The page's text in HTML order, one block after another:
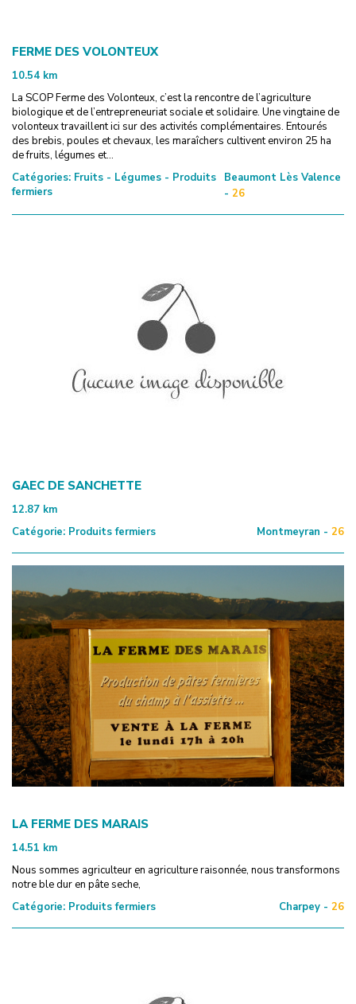
FERME DES VOLONTEUX
10.54 km
La SCOP Ferme des Volonteux, c’est la rencontre de l’agriculture
biologique et de l’entrepreneuriat sociale et solidaire. Une vingtaine de
volonteux travaillent ici sur des activités complémentaires. Entourés
des brebis, poules et chevaux, les maraîchers cultivent environ 25 ha
de fruits, légumes et...
Catégories: Fruits - Légumes - Produits
fermiers
Beaumont Lès Valence
- 26
GAEC DE SANCHETTE
12.87 km
Catégorie: Produits fermiers Montmeyran - 26
LA FERME DES MARAIS
14.51 km
Nous sommes agriculteur en agriculture raisonnée, nous transformons
notre ble dur en pâte seche,
Catégorie: Produits fermiers Charpey - 26